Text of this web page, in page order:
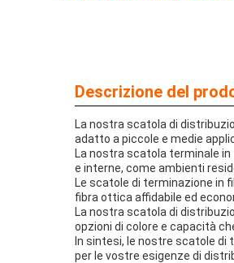
Descrizione del
La nostra scatola di
adatto a piccole e medie
La nostra scatola terminale
e interne, come ambienti
Le scatole di terminazione in
fibra ottica affidabile ed
La nostra scatola di
opzioni di colore e capacità
In sintesi, le nostre scatole
per le vostre esigenze di